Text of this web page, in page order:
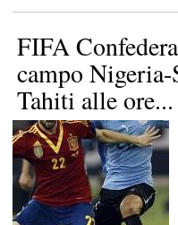
FIFA
campo Nigeria-
Tahiti alle ore...